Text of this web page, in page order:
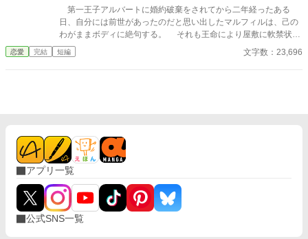
隠れ治癒魔法使いの彼女をずっと見守り続けていた一途な人。エ
ルマの病に秘められた衝撃の真実、廃嫡される元婚約者、そして
冷酷王子の溺愛。誰にも見られなかった献身が、ようやく「私自
第一王子アルバートに婚約破棄をされてから二年経ったある
日、自分には前世があったのだと思い出したマルフィルは、己の
わがままボディに絶句する。 それも王命により屋敷に軟禁状
態。肉塊のニート令嬢だなんて絶対にいかん！ 改心を決めたマ
ルフィルは、手始めにダイエットをして今年行われるアルバート
恋愛 完結 短編 文字数：23,696
アプリ一覧
公式SNS一覧